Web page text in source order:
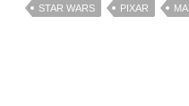
PIXAR
STAR WARS